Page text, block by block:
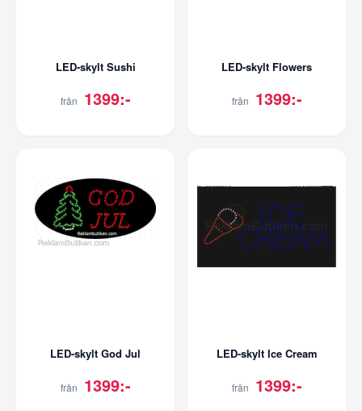
LED-skylt Sushi
från 1399:-
LED-skylt Flowers
från 1399:-
LED-skylt God Jul
från 1399:-
LED-skylt Ice Cream
från 1399:-